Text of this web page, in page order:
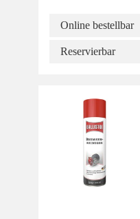
Online bestellbar
Reservierbar